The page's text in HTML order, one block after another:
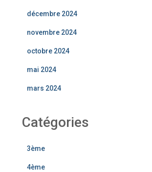
décembre 2024
novembre 2024
octobre 2024
mai 2024
mars 2024
Catégories
3ème
4ème